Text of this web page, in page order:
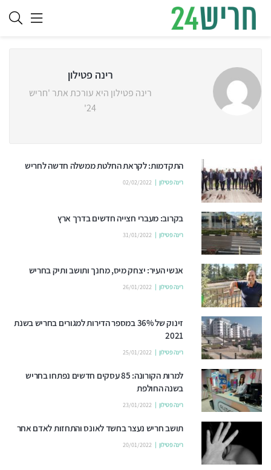
רינה פטילון
רינה פטילון היא עורכת אתר 'חריש
24'
התקדמות: לקראת החלטת ממשלה חדשה לחריש
רינה פטילון 02/02/2022
בקרוב: מעברי חצייה חדשים בדרך ארץ
רינה פטילון 31/01/2022
אנשי העיר: יצחק מיס, מחנך ותושב ותיק בחריש
רינה פטילון 26/01/2022
זינוק של 36% במספר הדירות למגורים בחריש בשנת
2021
רינה פטילון 25/01/2022
למרות הקורונה: 85 עסקים חדשים נפתחו בחריש
בשנה החולפת
רינה פטילון 23/01/2022
תושב חריש נעצר בחשד לאונס והתחזות לאדם אחר
רינה פטילון 20/01/2022